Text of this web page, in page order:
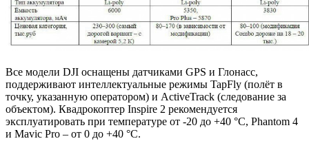
Все модели DJI оснащены датчиками GPS и Глонасс,
поддерживают интеллектуальные режимы TapFly (полёт в
точку, указанную оператором) и ActiveTrack (следование за
объектом). Квадрокоптер Inspire 2 рекомендуется
эксплуатировать при температуре от -20 до +40 °C, Phantom 4
и Mavic Pro – от 0 до +40 °C.